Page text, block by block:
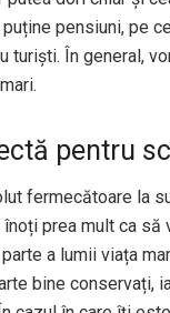
pensiuni, pe
turiști. În general,
pentru
fermecătoare la
prea mult ca
a lumii viața
bine conservați,